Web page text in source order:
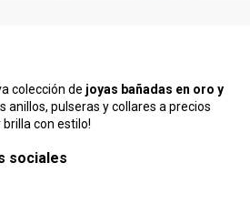
colección de joyas bañadas en oro y
anillos, pulseras y collares a precios
brilla con estilo!
sociales